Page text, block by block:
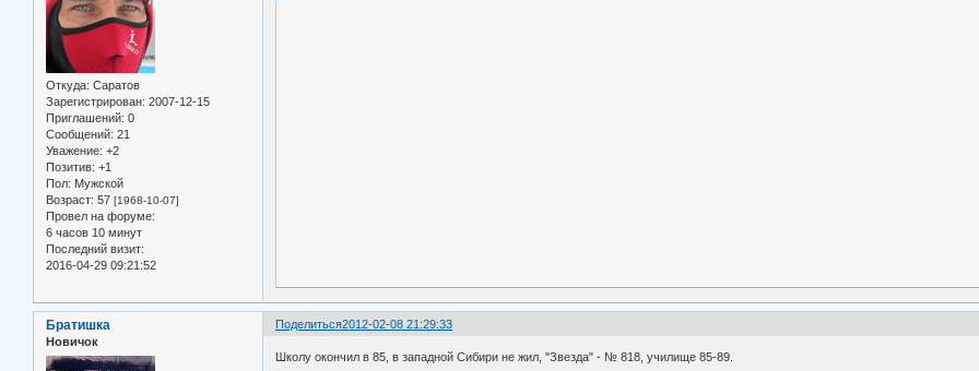
Откуда: Саратов
Зарегистрирован: 2007-12-15
Приглашений: 0
Сообщений: 21
Уважение: +2
Позитив: +1
Пол: Мужской
Возраст: 57 [1968-10-07]
Провел на форуме:
6 часов 10 минут
Последний визит:
2016-04-29 09:21:52
Поделиться2012-02-08 21:29:33
Братишка
Новичок
Школу окончил в 85, в западной Сибири не жил, "Звезда" - № 818, училище 85-89.